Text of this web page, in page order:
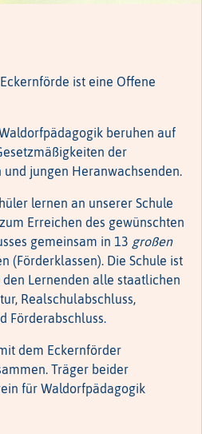
ist eine Offene
beruhen auf
der
jungen Heranwachsenden.
lernen an unserer Schule
Erreichen des gewünschten
gemeinsam in 13 großen
(Förderklassen). Die Schule ist
Lernenden alle staatlichen
Realschulabschluss,
Förderabschluss.
dem Eckernförder
Träger beider
für Waldorfpädagogik